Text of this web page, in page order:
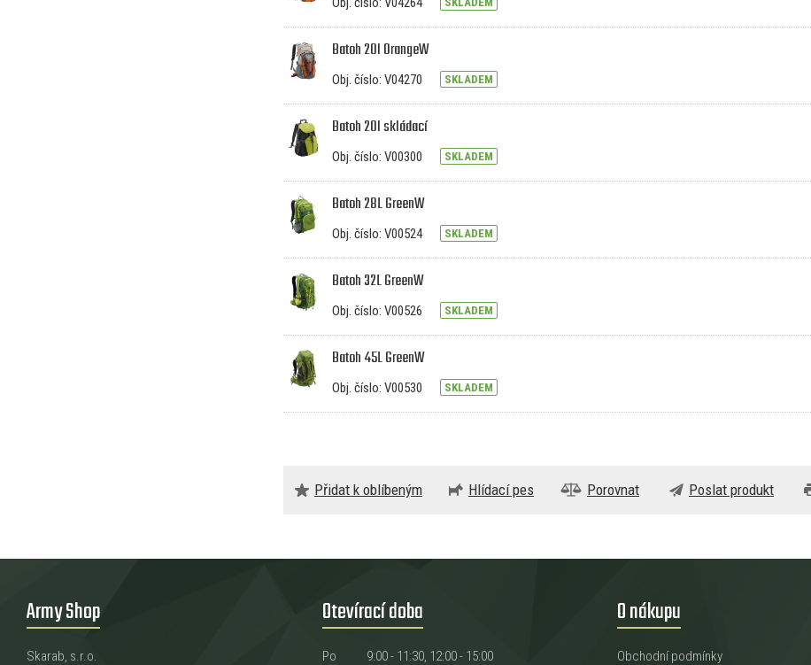
Batoh 20l OrangeW
Obj. číslo: V04270 SKLADEM
Batoh 20l skládací
Obj. číslo: V00300 SKLADEM
Batoh 28L GreenW
Obj. číslo: V00524 SKLADEM
Batoh 32L GreenW
Obj. číslo: V00526 SKLADEM
Batoh 45L GreenW
Obj. číslo: V00530 SKLADEM
Přidat k oblíbeným Hlídací pes Porovnat Poslat produkt
Army Shop
Skarab, s.r.o.
Otevírací doba
Po
9:00 - 11:30, 12:00 - 15:00
O nákupu
Obchodní podmínky